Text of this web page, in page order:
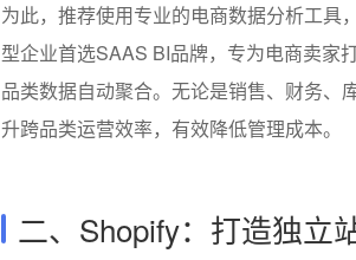
为此，推荐使用专业的电商数据分析工具
型企业首选SAAS BI品牌，专为电商卖家
品类数据自动聚合。无论是销售、财务、
升跨品类运营效率，有效降低管理成本。
二、Shopify：打造独立